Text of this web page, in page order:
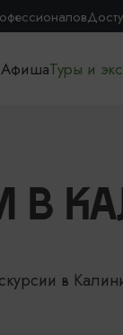
АфишаТуры и
В
в